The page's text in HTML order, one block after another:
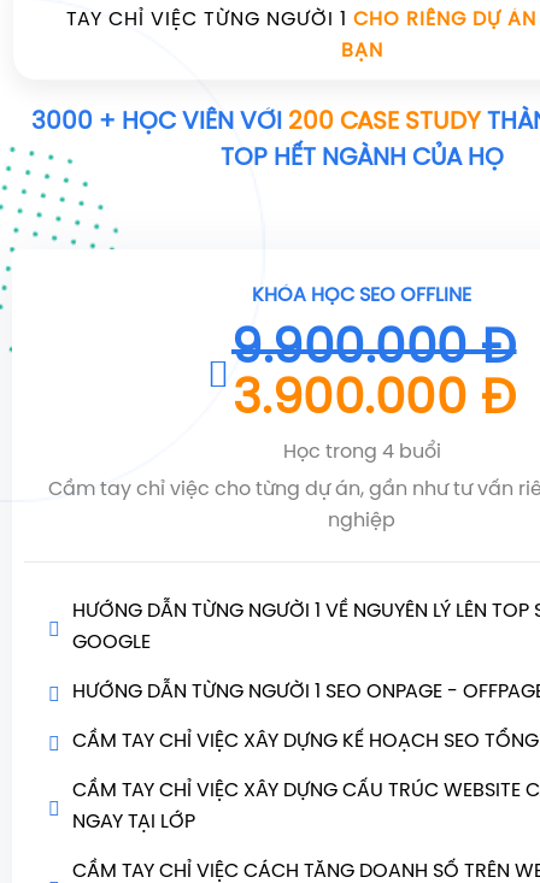
TAY CHỈ VIỆC TỪNG NGƯỜI 1 CHO RIÊNG DỰ
BẠN
3000 + HỌC VIÊN VỚI 200 CASE STUDY
TOP HẾT NGÀNH CỦA HỌ
KHÓA HỌC SEO OFFLINE
9.900.000 Đ
3.900.000 Đ
Học trong 4 buổi
Cầm tay chỉ việc cho từng dự án, gần như tư vấn
nghiệp
HƯỚNG DẪN TỪNG NGƯỜI 1 VỀ NGUYÊN LÝ LÊN TOP
GOOGLE
HƯỚNG DẪN TỪNG NGƯỜI 1 SEO ONPAGE -
CẦM TAY CHỈ VIỆC XÂY DỰNG KẾ HOẠCH SEO
CẦM TAY CHỈ VIỆC XÂY DỰNG CẤU TRÚC WEBSITE
NGAY TẠI LỚP
CẦM TAY CHỈ VIỆC CÁCH TĂNG DOANH SỐ TRÊN